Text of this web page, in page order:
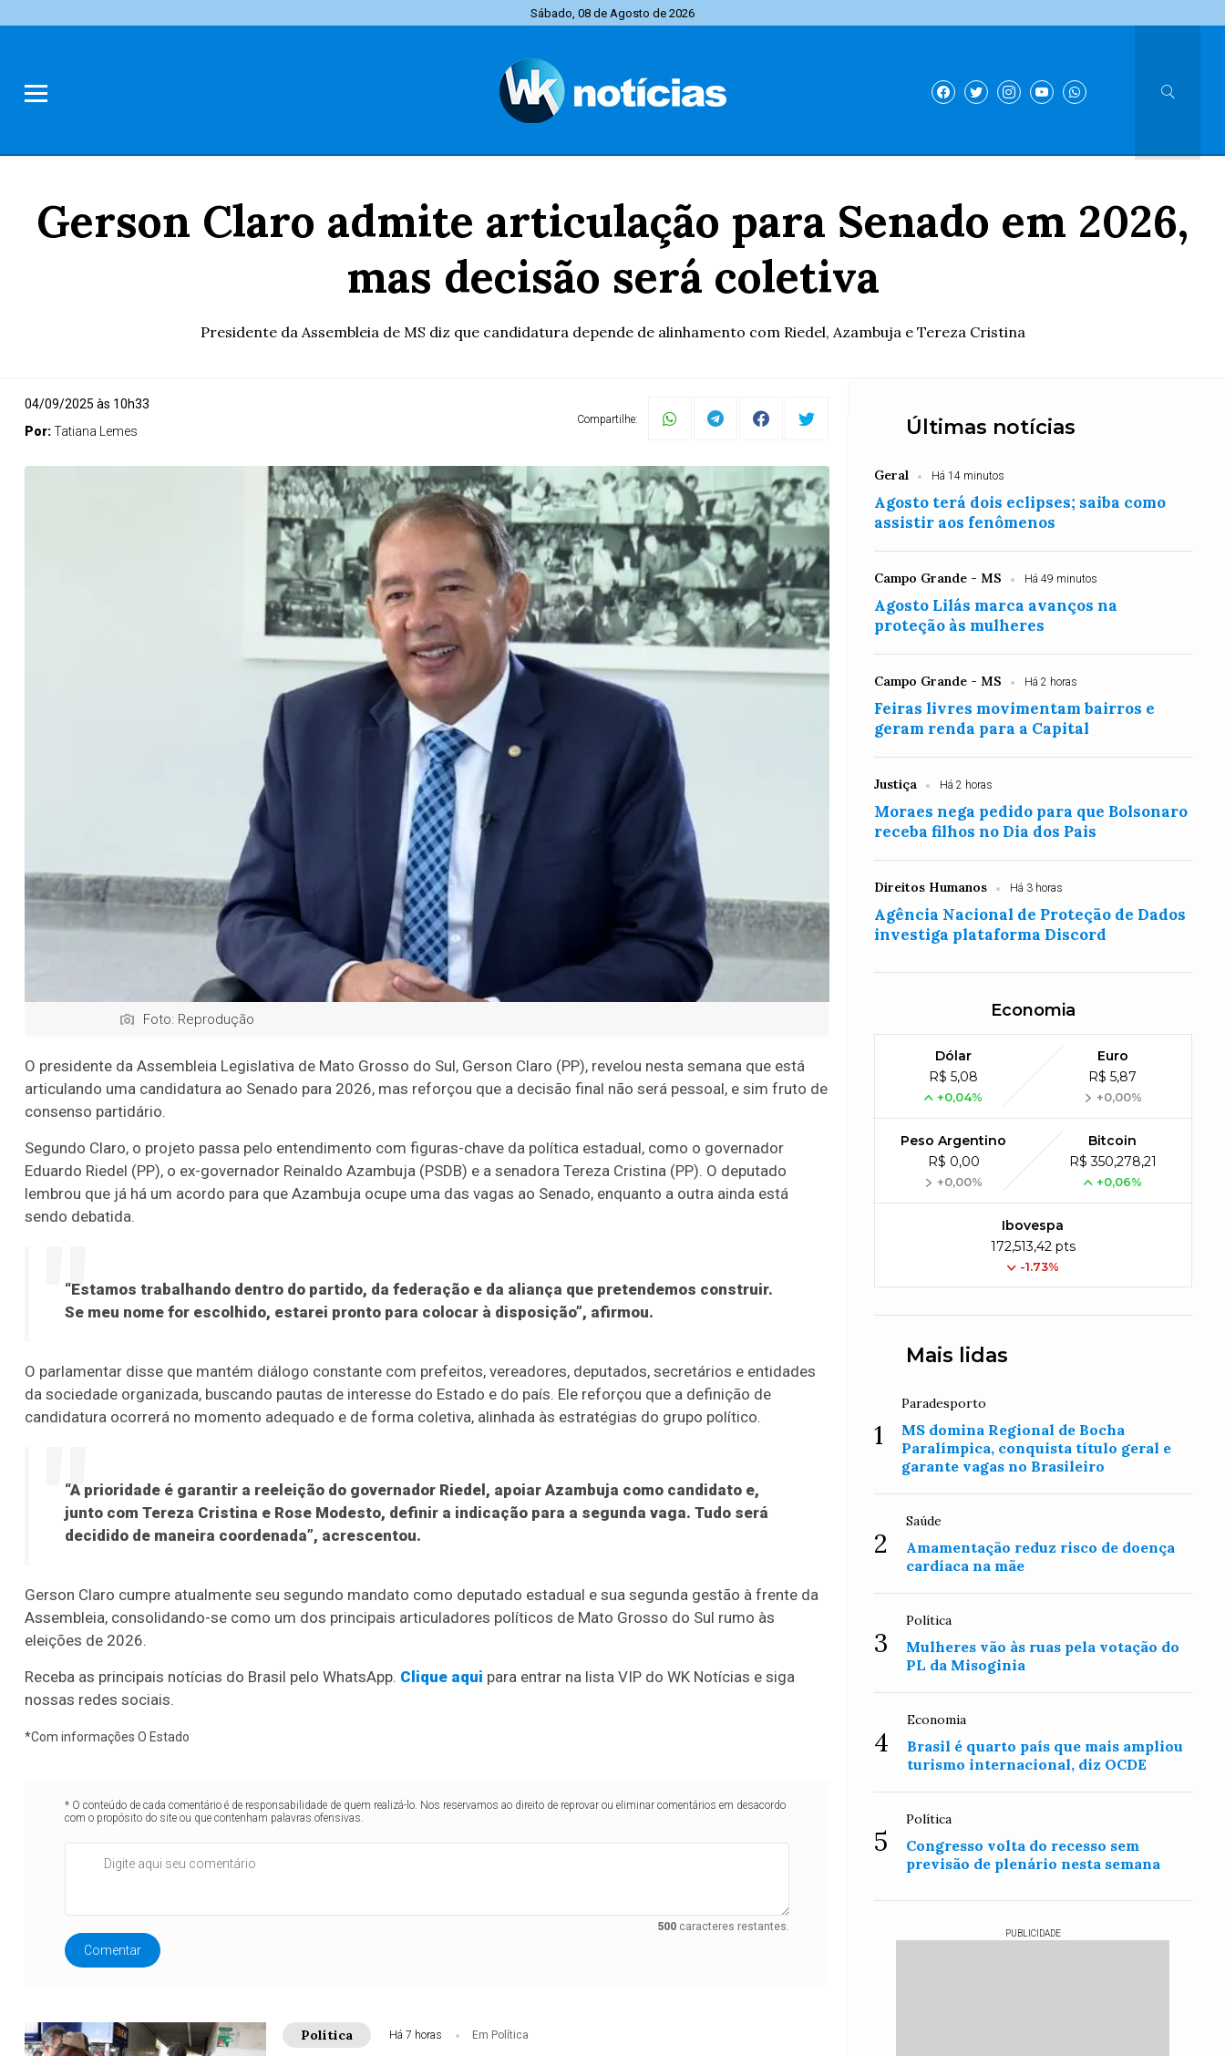
Sábado, 08 de Agosto de 2026
Gerson Claro admite articulação para Senado em 2026,
mas decisão será coletiva
Presidente da Assembleia de MS diz que candidatura depende de alinhamento com Riedel, Azambuja e Tereza Cristina
04/09/2025 às 10h33
Por:Tatiana Lemes
Compartilhe:
Foto: Reprodução
O presidente da Assembleia Legislativa de Mato Grosso do Sul, Gerson Claro (PP), revelou nesta semana que está
articulando uma candidatura ao Senado para 2026, mas reforçou que a decisão final não será pessoal, e sim fruto de
consenso partidário.
Segundo Claro, o projeto passa pelo entendimento com figuras-chave da política estadual, como o governador
Eduardo Riedel (PP), o ex-governador Reinaldo Azambuja (PSDB) e a senadora Tereza Cristina (PP). O deputado
lembrou que já há um acordo para que Azambuja ocupe uma das vagas ao Senado, enquanto a outra ainda está
sendo debatida.
“Estamos trabalhando dentro do partido, da federação e da aliança que pretendemos construir.
Se meu nome for escolhido, estarei pronto para colocar à disposição”, afirmou.
O parlamentar disse que mantém diálogo constante com prefeitos, vereadores, deputados, secretários e entidades
da sociedade organizada, buscando pautas de interesse do Estado e do país. Ele reforçou que a definição de
candidatura ocorrerá no momento adequado e de forma coletiva, alinhada às estratégias do grupo político.
“A prioridade é garantir a reeleição do governador Riedel, apoiar Azambuja como candidato e,
junto com Tereza Cristina e Rose Modesto, definir a indicação para a segunda vaga. Tudo será
decidido de maneira coordenada”, acrescentou.
Gerson Claro cumpre atualmente seu segundo mandato como deputado estadual e sua segunda gestão à frente da
Assembleia, consolidando-se como um dos principais articuladores políticos de Mato Grosso do Sul rumo às
eleições de 2026.
Receba as principais notícias do Brasil pelo WhatsApp. Clique aqui para entrar na lista VIP do WK Notícias e siga
nossas redes sociais.
*Com informações O Estado
* O conteúdo de cada comentário é de responsabilidade de quem realizá-lo. Nos reservamos ao direito de reprovar ou eliminar comentários em desacordo
com o propósito do site ou que contenham palavras ofensivas.
500caracteres restantes.
Comentar
Política Há 7 horas Em Política
Últimas notícias
Geral Há 14 minutos
Agosto terá dois eclipses; saiba como
assistir aos fenômenos
Campo Grande - MS Há 49 minutos
Agosto Lilás marca avanços na
proteção às mulheres
Campo Grande - MS Há 2 horas
Feiras livres movimentam bairros e
geram renda para a Capital
Justiça Há 2 horas
Moraes nega pedido para que Bolsonaro
receba filhos no Dia dos Pais
Direitos Humanos Há 3 horas
Agência Nacional de Proteção de Dados
investiga plataforma Discord
Economia
Dólar
R$ 5,08
+0,04%
Euro
R$ 5,87
+0,00%
Peso Argentino
R$ 0,00
+0,00%
Bitcoin
R$ 350,278,21
+0,06%
Ibovespa
172,513,42 pts
-1.73%
Mais lidas
1
Paradesporto
MS domina Regional de Bocha
Paralímpica, conquista título geral e
garante vagas no Brasileiro
2
Saúde
Amamentação reduz risco de doença
cardíaca na mãe
3
Política
Mulheres vão às ruas pela votação do
PL da Misoginia
4
Economia
Brasil é quarto país que mais ampliou
turismo internacional, diz OCDE
5
Política
Congresso volta do recesso sem
previsão de plenário nesta semana
PUBLICIDADE